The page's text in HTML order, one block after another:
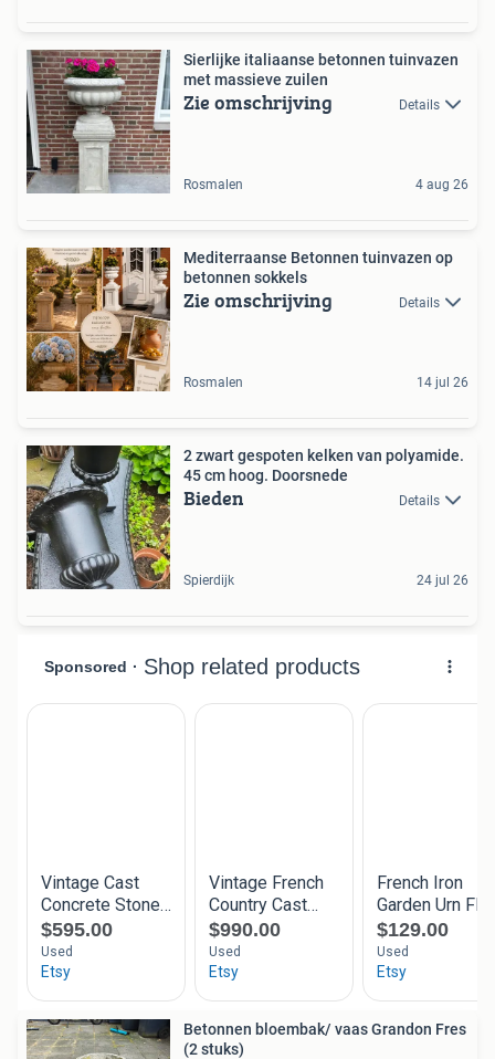
Sierlijke italiaanse betonnen tuinvazen
met massieve zuilen
Zie omschrijving Details
Rosmalen 4 aug 26
Mediterraanse Betonnen tuinvazen op
betonnen sokkels
Zie omschrijving Details
Rosmalen 14 jul 26
2 zwart gespoten kelken van polyamide.
45 cm hoog. Doorsnede
Bieden Details
Spierdijk 24 jul 26
Betonnen bloembak/ vaas Grandon Fres
(2 stuks)